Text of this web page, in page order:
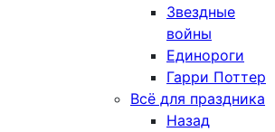
Звездные
войны
Единороги
Гарри Поттер
Всё для праздника
Назад